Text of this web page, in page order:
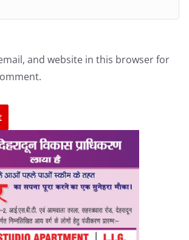
and website in this browser for